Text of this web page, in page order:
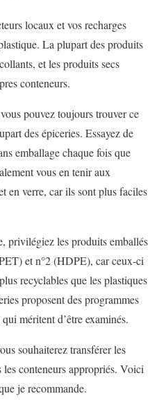
locaux et vos recharges
La plupart des produits
et les produits secs
conteneurs.
pouvez toujours trouver ce
des épiceries. Essayez de
emballage chaque fois que
vous en tenir aux
en verre, car ils sont plus faciles
privilégiez les produits emballés
et n°2 (HDPE), car ceux-ci
recyclables que les plastiques
proposent des programmes
méritent d’être examinés.
souhaiterez transférer les
les conteneurs appropriés. Voici
je recommande.